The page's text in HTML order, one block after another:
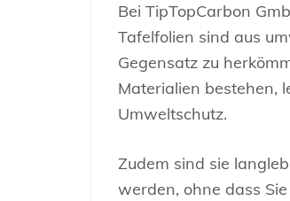
Bei TipTopCarbon
Tafelfolien sind aus
Gegensatz zu
Materialien bestehen,
Umweltschutz.
Zudem sind sie
werden, ohne dass